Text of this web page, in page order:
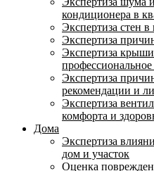
кондиционера в
Экспертиза стен в
Экспертиза
Экспертиза
Экспертиза
рекомендации и
Экспертиза
комфорта и
Дома
Экспертиза
дом и участок
Оценка